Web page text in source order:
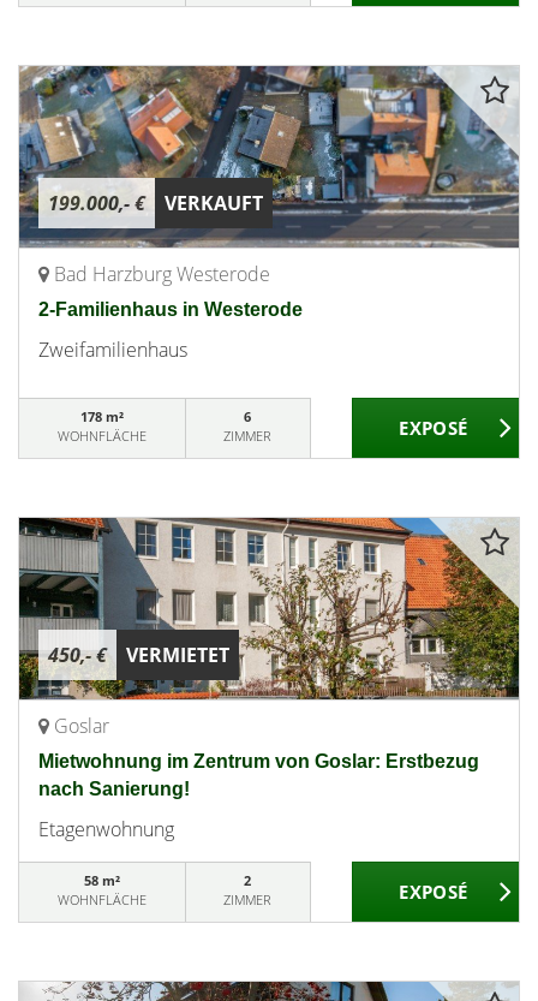
199.000,- € VERKAUFT
Bad Harzburg Westerode
2-Familienhaus in Westerode
Zweifamilienhaus
178 m²
WOHNFLÄCHE
6
ZIMMER
450,- € VERMIETET
Goslar
Mietwohnung im Zentrum von Goslar: Erstbezug
nach Sanierung!
Etagenwohnung
58 m²
WOHNFLÄCHE
2
ZIMMER